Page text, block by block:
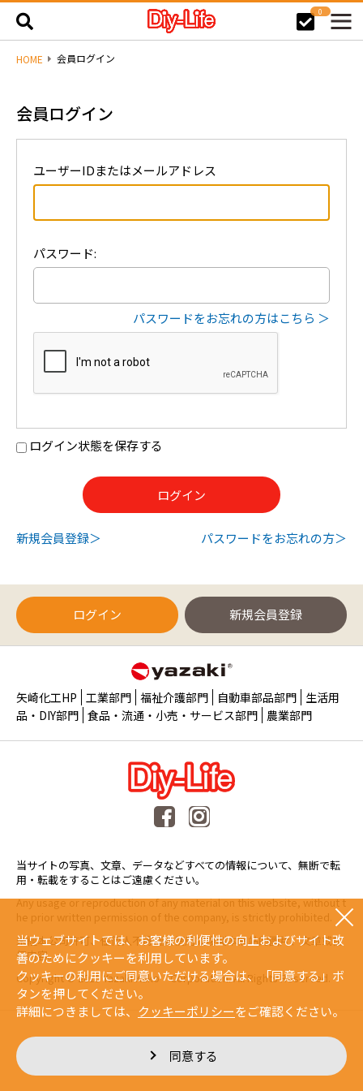
0
HOME 会員ログイン
会員ログイン
ユーザーIDまたはメールアドレス
パスワード:
パスワードをお忘れの方はこちら ＞
ログイン状態を保存する
新規会員登録 パスワードをお忘れの方
ログイン 新規会員登録
矢崎化工HP 工業部門 福祉介護部門 自動車部品部門 生活用
品・DIY部門 食品・流通・小売・サービス部門 農業部門
当サイトの写真、文章、データなどすべての情報について、無断で転
用・転載をすることはご遠慮ください。
Any usage or reproduction of any material on this website, without t
he prior written permission of the company, is strictly prohibited.
未經本公司許可、任何人不得擅自使用或複製本網站的圖片、文章或任
何内容。
Copyright © 2015 Yazaki Kako Corporation. All Rights Reserved.
当ウェブサイトでは、お客様の利便性の向上およびサイト改
善のためにクッキーを利用しています。
クッキーの利用にご同意いただける場合は、「同意する」ボ
タンを押してください。
詳細につきましては、 クッキーポリシーをご確認ください。
同意する